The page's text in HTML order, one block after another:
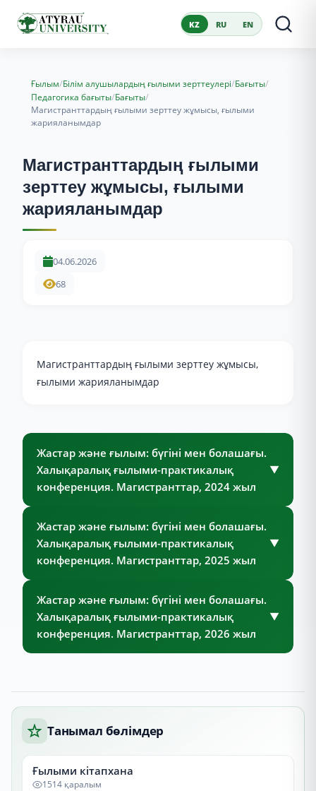
KZ RU EN
Ғылым/Білім алушылардың ғылыми зерттеулері/Бағыты/
Педагогика бағыты/Бағыты/
Магистранттардың ғылыми зерттеу жұмысы, ғылыми
жарияланымдар
Магистранттардың ғылыми
зерттеу жұмысы, ғылыми
жарияланымдар
04.06.2026
68
Магистранттардың ғылыми зерттеу жұмысы,
ғылыми жарияланымдар
Жастар және ғылым: бүгіні мен болашағы.
Халықаралық ғылыми-практикалық
конференция. Магистранттар, 2024 жыл
▼
Жастар және ғылым: бүгіні мен болашағы.
Халықаралық ғылыми-практикалық
конференция. Магистранттар, 2025 жыл
▼
Жастар және ғылым: бүгіні мен болашағы.
Халықаралық ғылыми-практикалық
конференция. Магистранттар, 2026 жыл
▼
Танымал бөлімдер
Ғылыми кітапхана
1514 қаралым